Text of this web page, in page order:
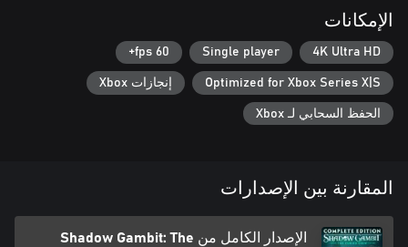
من الأماكن الناضحة بسحر الأرواح اللعينة إلى الشواطئ الاستوائية
وبلدات القراصنة النابضة بالحياة: كل جزيرة هي ساحة لعب فريدة
حدد مسارك الخاص للدخول إلى كل جزيرة والخروج منها، واختر بين
الإمكانات
4K Ultra HD
Single player
60 fps+
Optimized for Xbox Series X|S إنجازات Xbox
الحفظ السحابي لـ Xbox
المقارنة بين الإصدارات
الإصدار الكامل من Shadow Gambit: The